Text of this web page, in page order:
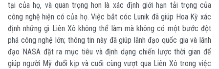
tại của họ, và quan trọng hơn là xác định giới hạn tải trọng của
công nghệ hiện có của họ. Việc bắt cóc Lunik đã giúp Hoa Kỳ xác
định những gì Liên Xô không thể làm mà không có một bước đột
phá công nghệ lớn; thông tin này đã giúp lãnh đạo quốc gia và lãnh
đạo NASA đặt ra mục tiêu và định dạng chiến lược thời gian để
giúp người Mỹ đuổi kịp và cuối cùng vượt qua Liên Xô trong việc